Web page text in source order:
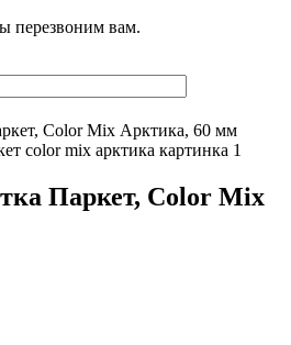
перезвоним вам.
Color Mix Арктика, 60 мм
Паркет, Color Mix